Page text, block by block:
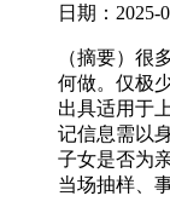
日期：2025-
（摘要）很
何做。仅极
出具适用于
记信息需以
子女是否为
当场抽样、